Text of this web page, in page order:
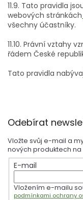
11.9. Tato pravidla
webových stránkách
všechny účastníky.
11.10. Právní vztahy
řádem České
Tato pravidla
Odebírat
Vložte svůj e-mail a
nových produktech
E-mail
Vložením e-mailu
podmínkami ochrany